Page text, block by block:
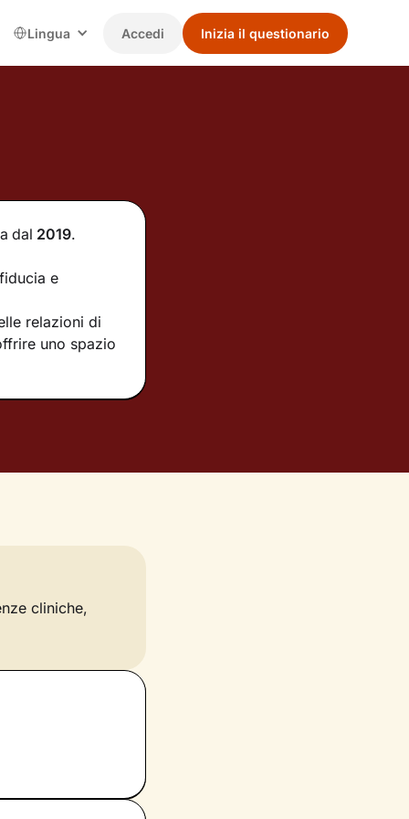
Lingua Accedi Inizia il questionario
dal 2019.
e
relazioni di
uno spazio
cliniche,